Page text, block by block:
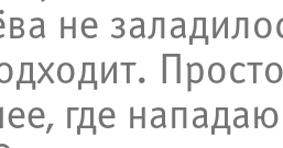
не
где